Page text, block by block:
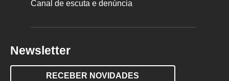
Canal de escuta e denúncia
Newsletter
RECEBER NOVIDADES